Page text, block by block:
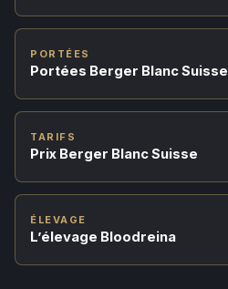
PORTÉES
Portées Berger Blanc Suisse
TARIFS
Prix Berger Blanc Suisse
ÉLEVAGE
L’élevage Bloodreina